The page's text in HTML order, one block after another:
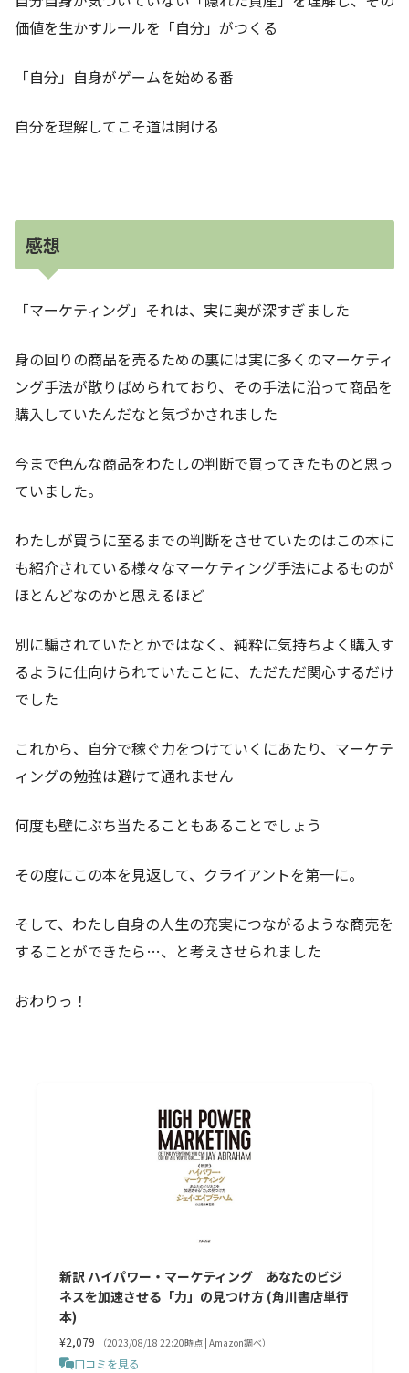
価値を生かすルールを「自分」がつくる
「自分」自身がゲームを始める番
自分を理解してこそ道は開ける
感想
「マーケティング」それは、実に奥が深すぎました
身の回りの商品を売るための裏には実に多くのマーケティ
ング手法が散りばめられており、その手法に沿って商品を
購入していたんだなと気づかされました
今まで色んな商品をわたしの判断で買ってきたものと思っ
ていました。
わたしが買うに至るまでの判断をさせていたのはこの本に
も紹介されている様々なマーケティング手法によるものが
ほとんどなのかと思えるほど
別に騙されていたとかではなく、純粋に気持ちよく購入す
るように仕向けられていたことに、ただただ関心するだけ
でした
これから、自分で稼ぐ力をつけていくにあたり、マーケテ
ィングの勉強は避けて通れません
何度も壁にぶち当たることもあることでしょう
その度にこの本を見返して、クライアントを第一に。
そして、わたし自身の人生の充実につながるような商売を
することができたら…、と考えさせられました
おわりっ！
新訳 ハイパワー・マーケティング あなたのビジ
ネスを加速させる「力」の見つけ方 (角川書店単行
本)
¥2,079 （2023/08/18 22:20時点 | Amazon調べ）
口コミを見る